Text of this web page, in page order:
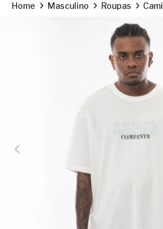
Home Masculino Roupas